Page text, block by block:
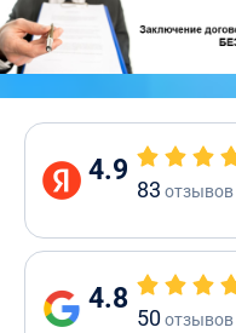
4.9
83 отзывов
4.8
50отзывов